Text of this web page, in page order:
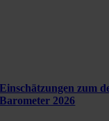
Einschätzungen zum
Barometer 2026